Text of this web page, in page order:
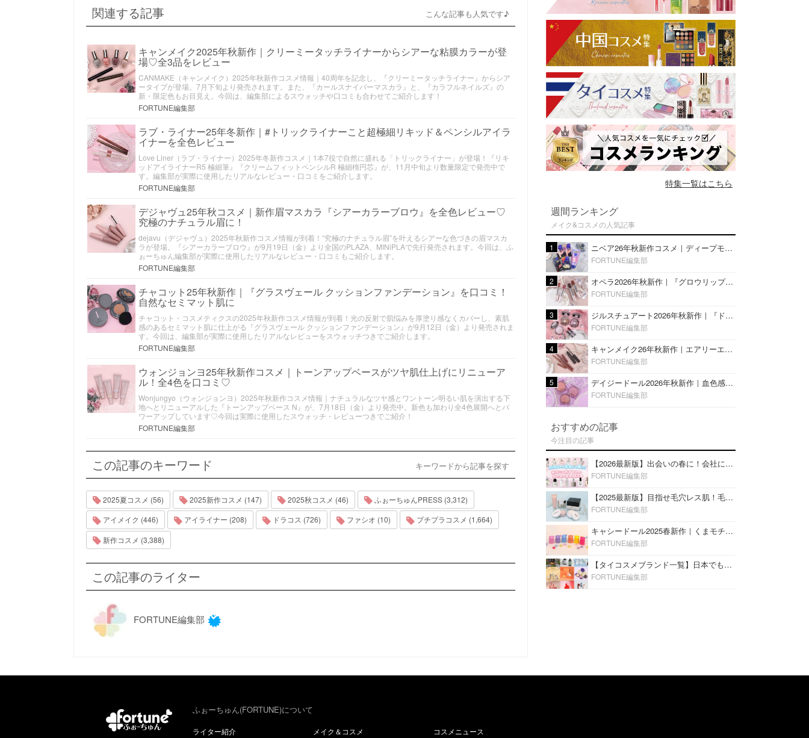
関連する記事 こんな記事も人気です♪
キャンメイク2025年秋新作｜クリーミータッチライナーからシアーな粘膜カラーが登
場♡全3品をレビュー
CANMAKE（キャンメイク）2025年秋新作コスメ情報｜40周年を記念し、『クリーミータッチライナー』からシア
ータイプが登場。7月下旬より発売されます。また、『カールスナイパーマスカラ』と、『カラフルネイルズ』の
新・限定色もお目見え。今回は、編集部によるスウォッチや口コミも合わせてご紹介します！
FORTUNE編集部
ラブ・ライナー25年冬新作｜#トリックライナーこと超極細リキッド＆ペンシルアイラ
イナーを全色レビュー
Love Liner（ラブ・ライナー）2025年冬新作コスメ｜1本7役で自然に盛れる「トリックライナー」が登場！『リキ
ッドアイライナーR5 極細筆』『クリームフィットペンシルR 極細楕円芯』が、11月中旬より数量限定で発売中で
す。編集部が実際に使用したリアルなレビュー・口コミをご紹介します。
FORTUNE編集部
デジャヴュ25年秋コスメ｜新作眉マスカラ『シアーカラーブロウ』を全色レビュー♡
究極のナチュラル眉に！
dejavu（デジャヴュ）2025年秋新作コスメ情報が到着！“究極のナチュラル眉”を叶えるシアーな色づきの眉マスカ
ラが登場。『シアーカラーブロウ』が9月19日（金）より全国のPLAZA、MINiPLAで先行発売されます。今回は、ふ
ぉーちゅん編集部が実際に使用したリアルなレビュー・口コミもご紹介します。
FORTUNE編集部
チャコット25年秋新作｜『グラスヴェール クッションファンデーション』を口コミ！
自然なセミマット肌に
チャコット・コスメティクスの2025年秋新作コスメ情報が到着！光の反射で肌悩みを厚塗り感なくカバーし、素肌
感のあるセミマット肌に仕上がる『グラスヴェール クッションファンデーション』が9月12日（金）より発売されま
す。今回は、編集部が実際に使用したリアルなレビューをスウォッチつきでご紹介します。
FORTUNE編集部
ウォンジョンヨ25年秋新作コスメ｜トーンアップベースがツヤ肌仕上げにリニューア
ル！全4色を口コミ♡
Wonjungyo（ウォンジョンヨ）2025年秋新作コスメ情報｜ナチュラルなツヤ感とワントーン明るい肌を演出する下
地へとリニューアルした『トーンアップベース N』が、7月18日（金）より発売中。新色も加わり全4色展開へとパ
ワーアップしています♡今回は実際に使用したスウォッチ・レビューつきでご紹介！
FORTUNE編集部
この記事のキーワード キーワードから記事を探す
2025夏コスメ (56) 2025新作コスメ (147) 2025秋コスメ (46)
ふぉーちゅんPRESS (3,312)
アイメイク (446)
アイライナー (208) ドラコス (726) ファシオ (10)
プチプラコスメ (1,664)
新作コスメ (3,388)
この記事のライター
FORTUNE編集部
特集一覧はこちら
週間ランキング
メイク&コスメの人気記事
1 ニベア26年秋新作コスメ｜ディープモイスチャーリップの美容液タイプや2in1ボディクリームスクラブも
FORTUNE編集部
2 オペラ2026年秋新作｜『グロウリップティント』の新色・限定色はローズジャムカラー♡全4色をレビュー
FORTUNE編集部
3 ジルスチュアート2026年秋新作｜『ドレスドブルーム アイズ』新色や限定ハイライト・リップをレビュー
FORTUNE編集部
4 キャンメイク26年秋新作｜エアリーエクステンションライナー＆カールスナイパーマスカラ新色をレビュー
FORTUNE編集部
5 デイジードール2026年秋新作｜血色感が可愛い♡『パウダー ブラッシュ ブルーム』新3色をレビュー
FORTUNE編集部
おすすめの記事
今注目の記事
【2026最新版】出会いの春に！会社にもおすすめの好印象な香水14選♡ビジネスの場での香水マナーも
FORTUNE編集部
【2025最新版】目指せ毛穴レス肌！毛穴を埋めて隠す「おすすめ部分用下地＆プライマー」ランキング♡
FORTUNE編集部
キャシードール2025春新作｜くまモチーフのミニリップ「シャイニーベア リップモイスト」をレビュー♡
FORTUNE編集部
【タイコスメブランド一覧】日本でも人気沸騰中の“タイコスメ”ブランド20選！
FORTUNE編集部
ふぉーちゅん(FORTUNE)について
ライター紹介 メイク＆コスメ コスメニュース